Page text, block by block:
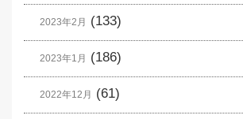
2023年2月 (133)
2023年1月 (186)
2022年12月 (61)